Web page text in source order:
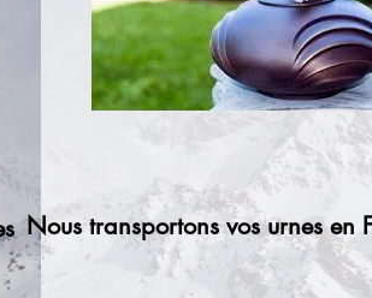
Nous transportons vos urnes en